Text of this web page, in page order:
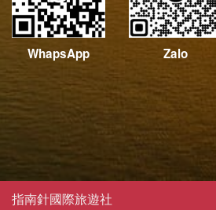
WhapsApp Zalo
指南針國際旅遊社